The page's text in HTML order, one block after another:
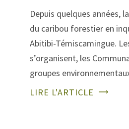
Depuis quelques années,
du caribou forestier en
Abitibi-Témiscamingue.
s’organisent, les
groupes
LIRE L'ARTICLE